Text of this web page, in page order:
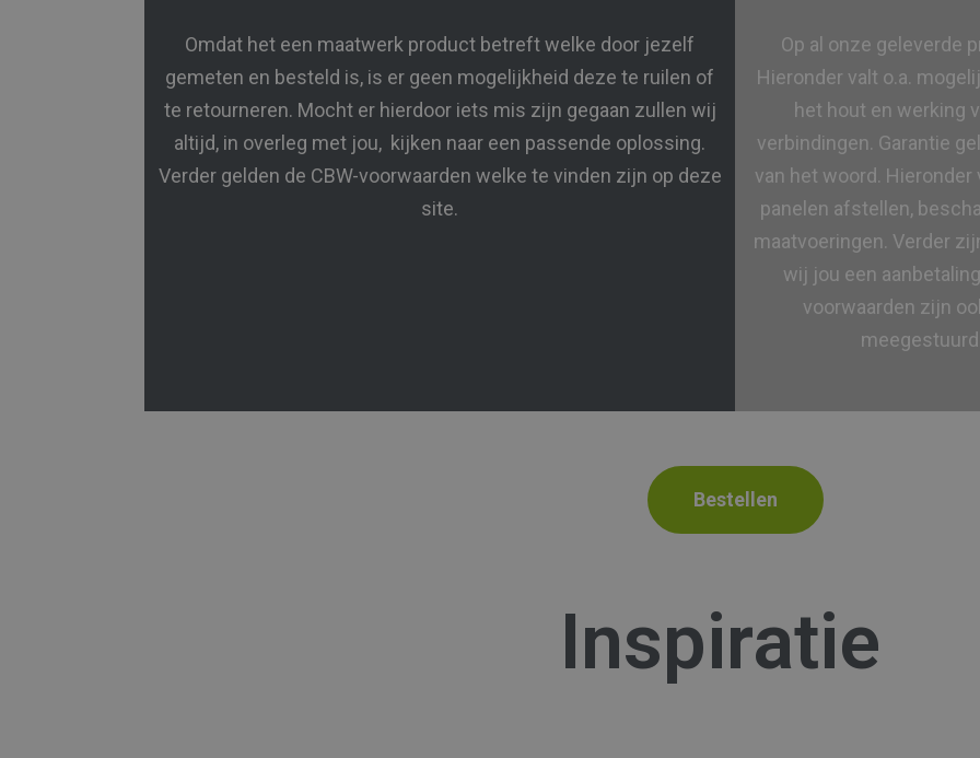
Omdat het een maatwerk product betreft welke door jezelf
gemeten en besteld is, is er geen mogelijkheid deze te ruilen of
te retourneren. Mocht er hierdoor iets mis zijn gegaan zullen wij
altijd, in overleg met jou, kijken naar een passende oplossing.
Verder gelden de CBW-voorwaarden welke te vinden zijn op deze
site.
Op al onze geleverde
Hieronder valt o.a.
het hout en werking
verbindingen. Garantie
van het woord.
panelen afstellen,
maatvoeringen. Verder
wij jou een
voorwaarden zijn
Bestellen
Inspiratie